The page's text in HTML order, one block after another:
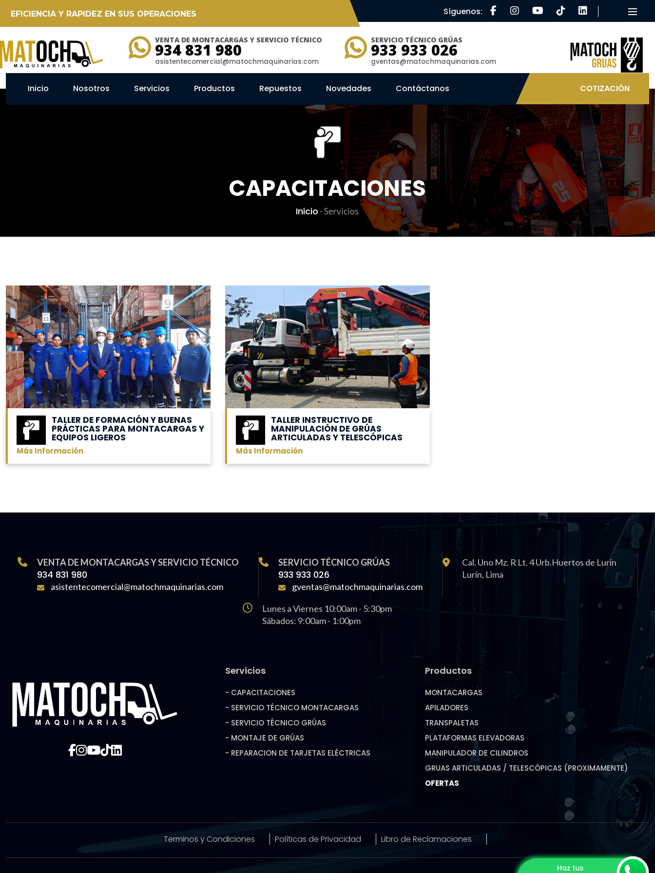
EFICIENCIA Y RAPIDEZ EN SUS OPERACIONES Síguenos:
VENTA DE MONTACARGAS Y SERVICIO TÉCNICO
934 831 980
asistentecomercial@matochmaquinarias.com
SERVICIO TÉCNICO GRÚAS
933 933 026
gventas@matochmaquinarias.com
Inicio Nosotros Servicios Productos Repuestos Novedades Contáctanos COTIZACIÓN
CAPACITACIONES
Inicio - Servicios
TALLER DE FORMACIÓN Y BUENAS
PRÁCTICAS PARA MONTACARGAS Y
EQUIPOS LIGEROS
Más Información
TALLER INSTRUCTIVO DE
MANIPULACIÓN DE GRÚAS
ARTICULADAS Y TELESCÓPICAS
Más Información
Haz tus
VENTA DE MONTACARGAS Y SERVICIO TÉCNICO
934 831 980
asistentecomercial@matochmaquinarias.com
SERVICIO TÉCNICO GRÚAS
933 933 026
gventas@matochmaquinarias.com
Cal. Uno Mz. R Lt. 4 Urb.Huertos de Lurín
Lurí­n, Lima
Lunes a Viernes 10:00am - 5:30pm
Sábados: 9:00am - 1:00pm
Servicios
- CAPACITACIONES
- SERVICIO TÉCNICO MONTACARGAS
- SERVICIO TÉCNICO GRÚAS
- MONTAJE DE GRÚAS
- REPARACION DE TARJETAS ELÉCTRICAS
Productos
MONTACARGAS
APILADORES
TRANSPALETAS
PLATAFORMAS ELEVADORAS
MANIPULADOR DE CILINDROS
GRUAS ARTICULADAS / TELESCÓPICAS (PROXIMAMENTE)
OFERTAS
Terminos y Condiciones Políticas de Privacidad Libro de Reclamaciones